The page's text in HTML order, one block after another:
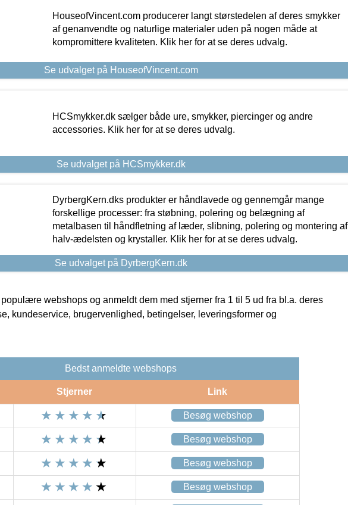
HouseofVincent.com producerer langt størstedelen af deres smykker
af genanvendte og naturlige materialer uden på nogen måde at
kompromittere kvaliteten. Klik her for at se deres udvalg.
Se udvalget på HouseofVincent.com
HCSmykker.dk sælger både ure, smykker, piercinger og andre
accessories. Klik her for at se deres udvalg.
Se udvalget på HCSmykker.dk
DyrbergKern.dks produkter er håndlavede og gennemgår mange
forskellige processer: fra støbning, polering og belægning af
metalbasen til håndfletning af læder, slibning, polering og montering af
halv-ædelsten og krystaller. Klik her for at se deres udvalg.
Se udvalget på DyrbergKern.dk
webshops og anmeldt dem med stjerner fra 1 til 5 ud fra bl.a. deres
kundeservice, brugervenlighed, betingelser, leveringsformer og
Bedst anmeldte webshops
Stjerner Link
Besøg webshop
Besøg webshop
Besøg webshop
Besøg webshop